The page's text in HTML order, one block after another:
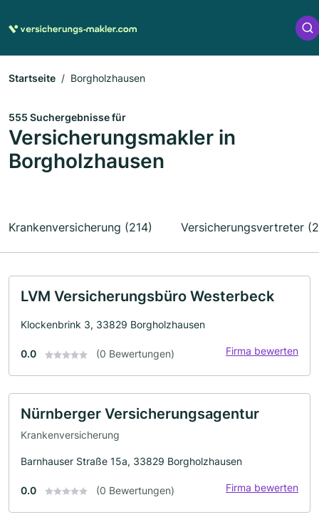
Startseite Borgholzhausen
555 Suchergebnisse für
Versicherungsmakler in
Borgholzhausen
Krankenversicherung (214) Versicherungsvertreter
LVM Versicherungsbüro Westerbeck
Klockenbrink 3, 33829 Borgholzhausen
0.0 (0 Bewertungen) Firma bewerten
Nürnberger Versicherungsagentur
Krankenversicherung
Barnhauser Straße 15a, 33829 Borgholzhausen
0.0 (0 Bewertungen) Firma bewerten